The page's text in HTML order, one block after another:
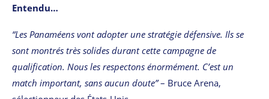
Entendu…
“Les Panaméens vont adopter une stratégie défensive. Ils se
sont montrés très solides durant cette campagne de
qualification. Nous les respectons énormément. C’est un
match important, sans aucun doute”– Bruce Arena,